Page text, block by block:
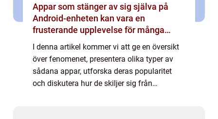
Appar som stänger av sig själva på
Android-enheten kan vara en
frusterande upplevelse för många
användare
I denna artikel kommer vi att ge en översikt
över fenomenet, presentera olika typer av
sådana appar, utforska deras popularitet
och diskutera hur de skiljer sig från